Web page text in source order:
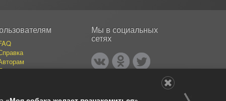
авторы
Мы в социальных
сетях